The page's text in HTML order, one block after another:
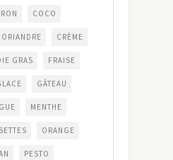
COCO
CRÈME
GRAS FRAISE
GÂTEAU
MENTHE
ORANGE
PESTO